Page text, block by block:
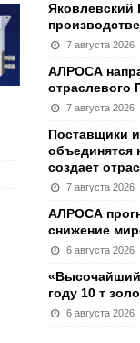
Яковлевский
7 августа 2026
АЛРОСА
отраслевого
7 августа 2026
Поставщики
объединятся
создает
7 августа 2026
АЛРОСА
снижение
6 августа 2026
году 10 т
6 августа 2026